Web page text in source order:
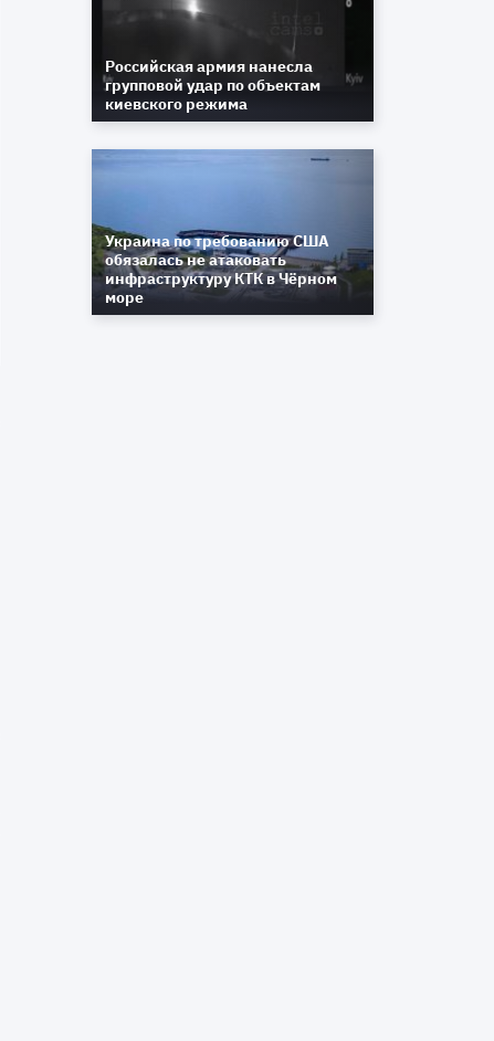
Российская армия нанесла
групповой удар по объектам
киевского режима
Украина по требованию США
обязалась не атаковать
инфраструктуру КТК в Чёрном
море